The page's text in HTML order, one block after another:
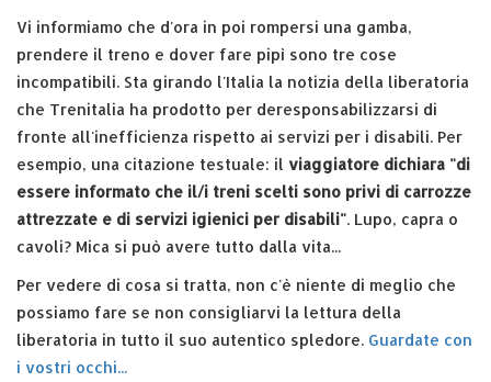
Vi informiamo che d'ora in poi rompersi una gamba,
prendere il treno e dover fare pipì sono tre cose
incompatibili. Sta girando l'Italia la notizia della liberatoria
che Trenitalia ha prodotto per deresponsabilizzarsi di
fronte all'inefficienza rispetto ai servizi per i disabili. Per
esempio, una citazione testuale: il viaggiatore dichiara "di
essere informato che il/i treni scelti sono privi di carrozze
attrezzate e di servizi igienici per disabili". Lupo, capra o
cavoli? Mica si può avere tutto dalla vita...
Per vedere di cosa si tratta, non c'è niente di meglio che
possiamo fare se non consigliarvi la lettura della
liberatoria in tutto il suo autentico spledore. Guardate con
i vostri occhi...